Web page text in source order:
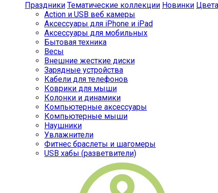
Праздники Тематические коллекции Новинки Цвета
Action и USB веб камеры
Аксессуары для iPhone и iPad
Аксессуары для мобильных
Бытовая техника
Весы
Внешние жесткие диски
Зарядные устройства
Кабели для телефонов
Коврики для мыши
Колонки и динамики
Компьютерные аксессуары
Компьютерные мыши
Наушники
Увлажнители
Фитнес браслеты и шагомеры
USB хабы (разветвители)